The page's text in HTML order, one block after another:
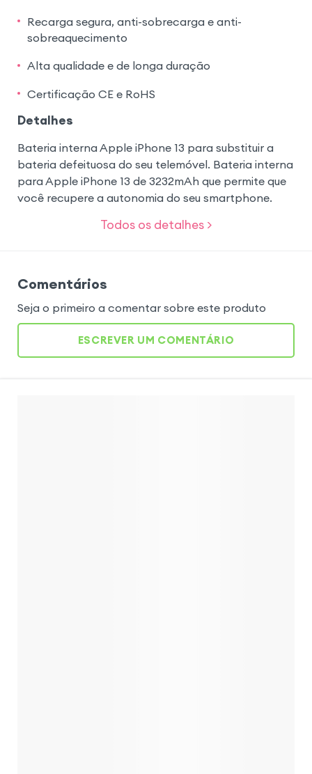
Recarga segura, anti-sobrecarga e anti-
sobreaquecimento
Alta qualidade e de longa duração
Certificação CE e RoHS
Detalhes
Bateria interna Apple iPhone 13 para substituir a
bateria defeituosa do seu telemóvel. Bateria interna
para Apple iPhone 13 de 3232mAh que permite que
você recupere a autonomia do seu smartphone.
Todos os detalhes >
Comentários
Seja o primeiro a comentar sobre este produto
ESCREVER UM COMENTÁRIO